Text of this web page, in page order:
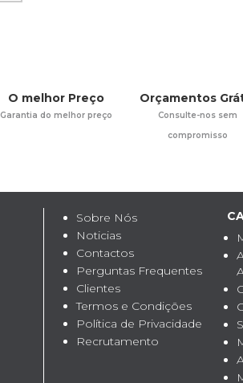
O melhor Preço
Garantia do melhor preço
Orçamentos
Consulte-nos sem
compromisso
Sobre Nós
Noticias
Contactos
Perguntas Frequentes
Clientes
Termos e Condições
Política de Privacidade
Recrutamento